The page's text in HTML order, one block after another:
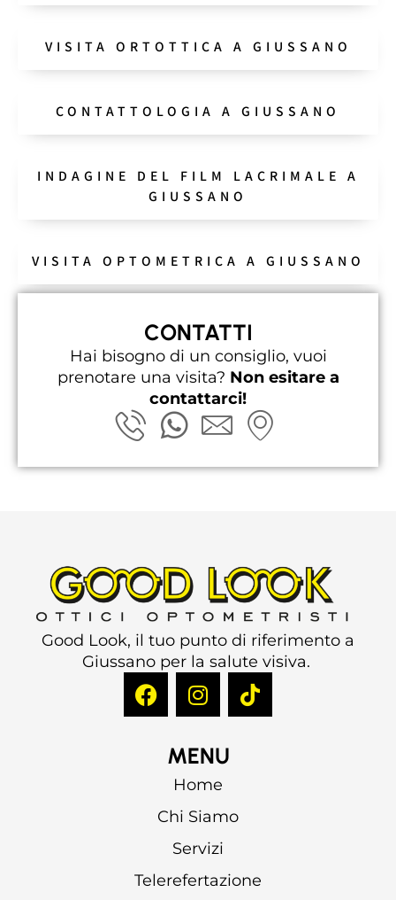
VISITA ORTOTTICA A GIUSSANO
CONTATTOLOGIA A GIUSSANO
INDAGINE DEL FILM LACRIMALE A
GIUSSANO
VISITA OPTOMETRICA A GIUSSANO
CONTATTI
Hai bisogno di un consiglio, vuoi
prenotare una visita? Non esitare a
contattarci!
Good Look, il tuo punto di riferimento a
Giussano per la salute visiva.
MENU
Home
Chi Siamo
Servizi
Telerefertazione